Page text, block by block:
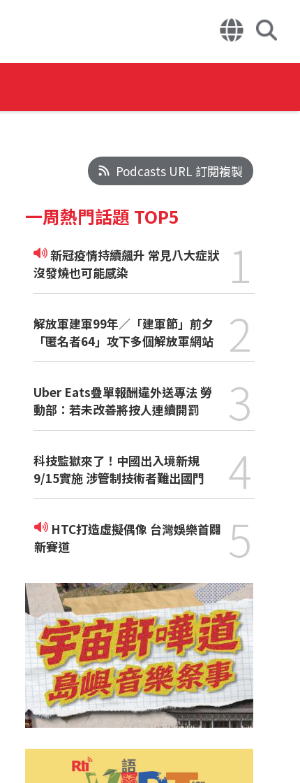
Podcasts URL 訂閱複製
一周熱門話題 TOP5
新冠疫情持續飆升 常見八大症狀
沒發燒也可能感染
1
解放軍建軍99年／「建軍節」前夕
「匿名者64」攻下多個解放軍網站
2
Uber Eats疊單報酬違外送專法 勞
動部：若未改善將按人連續開罰
3
科技監獄來了！中國出入境新規
9/15實施 涉管制技術者難出國門
4
新賽道
5